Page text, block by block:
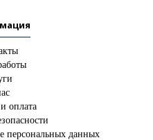
оплата
персональных данных